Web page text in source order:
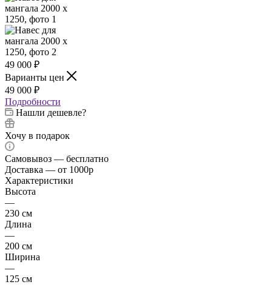
49 000 ₽
Варианты цен
49 000 ₽
Подробности
Нашли дешевле?
Хочу в подарок
Самовывоз — бесплатно
Доставка — от 1000р
Характеристики
Высота
—
230 см
Длина
—
200 см
Ширина
—
125 см